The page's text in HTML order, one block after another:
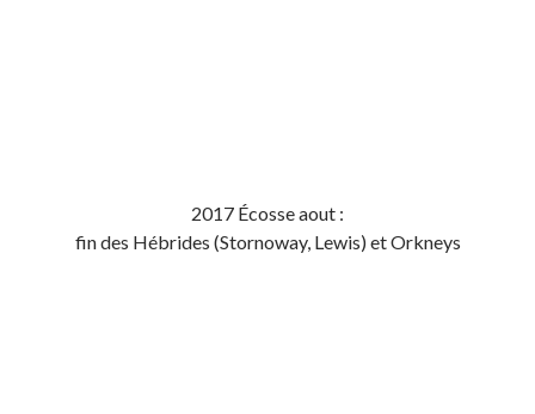
2017 Écosse aout :
fin des Hébrides (Stornoway, Lewis) et Orkneys